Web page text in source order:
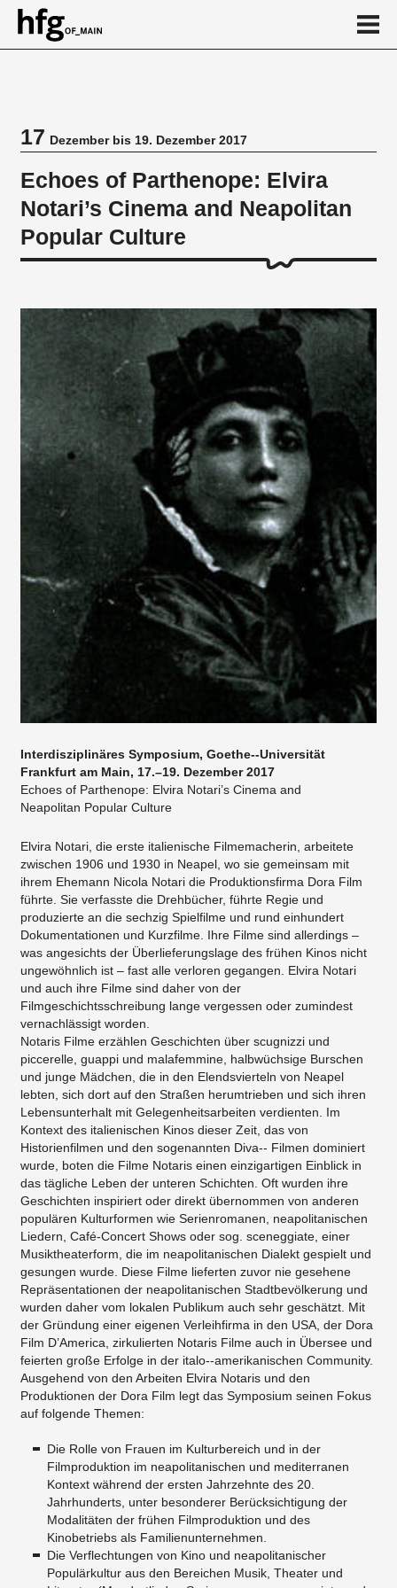
17Dezember bis 19. Dezember 2017
Echoes of Parthenope: Elvira
Notari’s Cinema and Neapolitan
Popular Culture
Interdisziplinäres Symposium, Goethe-­‐Universität
Frankfurt am Main, 17.–19. Dezember 2017
Echoes of Parthenope: Elvira Notari’s Cinema and
Neapolitan Popular Culture
Elvira Notari, die erste italienische Filmemacherin, arbeitete
zwischen 1906 und 1930 in Neapel, wo sie gemeinsam mit
ihrem Ehemann Nicola Notari die Produktionsfirma Dora Film
führte. Sie verfasste die Drehbücher, führte Regie und
produzierte an die sechzig Spielfilme und rund einhundert
Dokumentationen und Kurzfilme. Ihre Filme sind allerdings –
was angesichts der Überlieferungslage des frühen Kinos nicht
ungewöhnlich ist – fast alle verloren gegangen. Elvira Notari
und auch ihre Filme sind daher von der
Filmgeschichtsschreibung lange vergessen oder zumindest
vernachlässigt worden.
Notaris Filme erzählen Geschichten über scugnizzi und
piccerelle, guappi und malafemmine, halbwüchsige Burschen
und junge Mädchen, die in den Elendsvierteln von Neapel
lebten, sich dort auf den Straßen herumtrieben und sich ihren
Lebensunterhalt mit Gelegenheitsarbeiten verdienten. Im
Kontext des italienischen Kinos dieser Zeit, das von
Historienfilmen und den sogenannten Diva-­‐ Filmen dominiert
wurde, boten die Filme Notaris einen einzigartigen Einblick in
das tägliche Leben der unteren Schichten. Oft wurden ihre
Geschichten inspiriert oder direkt übernommen von anderen
populären Kulturformen wie Serienromanen, neapolitanischen
Liedern, Café­‐Concert Shows oder sog. sceneggiate, einer
Musiktheaterform, die im neapolitanischen Dialekt gespielt und
gesungen wurde. Diese Filme lieferten zuvor nie gesehene
Repräsentationen der neapolitanischen Stadtbevölkerung und
wurden daher vom lokalen Publikum auch sehr geschätzt. Mit
der Gründung einer eigenen Verleihfirma in den USA, der Dora
Film D’America, zirkulierten Notaris Filme auch in Übersee und
feierten große Erfolge in der italo-­‐amerikanischen Community.
Ausgehend von den Arbeiten Elvira Notaris und den
Produktionen der Dora Film legt das Symposium seinen Fokus
auf folgende Themen:
Die Rolle von Frauen im Kulturbereich und in der
Filmproduktion im neapolitanischen und mediterranen
Kontext während der ersten Jahrzehnte des 20.
Jahrhunderts, unter besonderer Berücksichtigung der
Modalitäten der frühen Filmproduktion und des
Kinobetriebs als Familienunternehmen.
Die Verflechtungen von Kino und neapolitanischer
Populärkultur aus den Bereichen Musik, Theater und